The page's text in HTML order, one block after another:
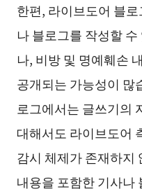
한편, 라이브도어 블
나 블로그를 작성할
나, 비방 및 명예훼손
공개되는 가능성이 많
로그에서는 글쓰기의
대해서도 라이브도어
감시 체제가 존재하지
내용을 포함한 기사나